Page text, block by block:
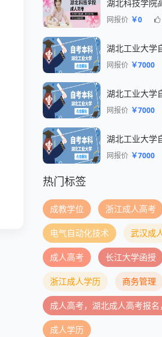
网报价 ￥0
网报价 ￥7000
湖北工业大学
网报价 ￥7000
网报价 ￥7000
热门标签
成教学位 浙江成人高考
电气自动化技术 武汉成
成人高考 长江大学函授
浙江成人学历 商务管理
成人高考，湖北成人高考报
成人学历